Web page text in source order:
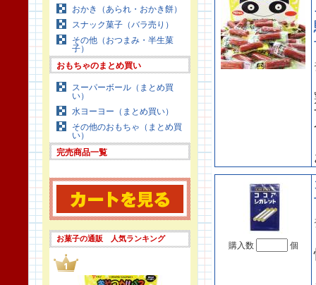
おかき（あられ・おかき餅）
スナック菓子（バラ売り）
その他（おつまみ・半生菓
子）
おもちゃのまとめ買い
スーパーボール（まとめ買
い）
水ヨーヨー（まとめ買い）
その他のおもちゃ（まとめ買
い）
完売商品一覧
お菓子の通販 人気ランキング
購入数 個